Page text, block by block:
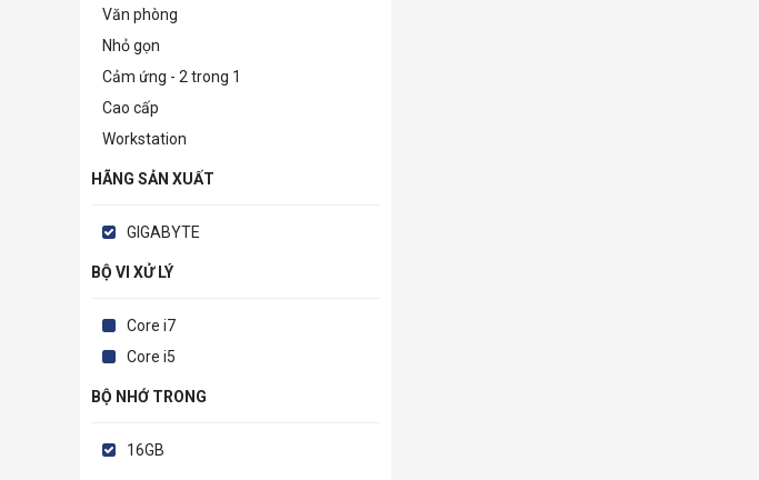
Văn phòng
Nhỏ gọn
Cảm ứng - 2 trong 1
Cao cấp
Workstation
HÃNG SẢN XUẤT
GIGABYTE
BỘ VI XỬ LÝ
Core i7
Core i5
BỘ NHỚ TRONG
16GB